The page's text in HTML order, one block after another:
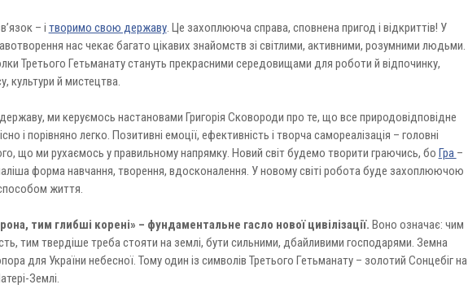
– і творимо свою державу. Це захоплююча справа, сповнена пригод і відкриттів! У
нас чекає багато цікавих знайомств зі світлими, активними, розумними людьми.
Третього Гетьманату стануть прекрасними середовищами для роботи й відпочинку,
культури й мистецтва.
ми керуємось настановами Григорія Сковороди про те, що все природовідповідне
і порівняно легко. Позитивні емоції, ефективність і творча самореалізація – головні
що ми рухаємось у правильному напрямку. Новий світ будемо творити граючись, бо Гра –
форма навчання, творення, вдосконалення. У новому світі робота буде захоплюючою
життя.
тим глибші корені» – фундаментальне гасло нової цивілізації. Воно означає: чим
тим твердіше треба стояти на землі, бути сильними, дбайливими господарями. Земна
для України небесної. Тому один із символів Третього Гетьманату – золотий Сонцебіг на
Землі.